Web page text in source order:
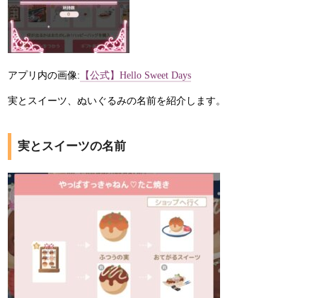
アプリ内の画像: 【公式】Hello Sweet Days
実とスイーツ、ぬいぐるみの名前を紹介します。
実とスイーツの名前